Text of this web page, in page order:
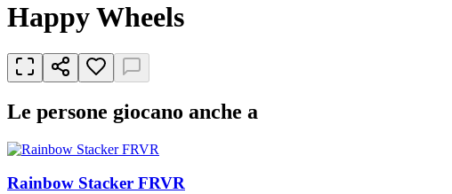
Happy Wheels
Le persone giocano anche a
Rainbow Stacker FRVR